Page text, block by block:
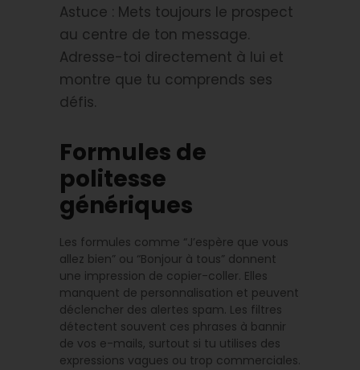
Astuce : Mets toujours le prospect
au centre de ton message.
Adresse-toi directement à lui et
montre que tu comprends ses
défis.
Formules de
politesse
génériques
Les formules comme “J’espère que vous
allez bien” ou “Bonjour à tous” donnent
une impression de copier-coller. Elles
manquent de personnalisation et peuvent
déclencher des alertes spam. Les filtres
détectent souvent ces phrases à bannir
de vos e-mails, surtout si tu utilises des
expressions vagues ou trop commerciales.